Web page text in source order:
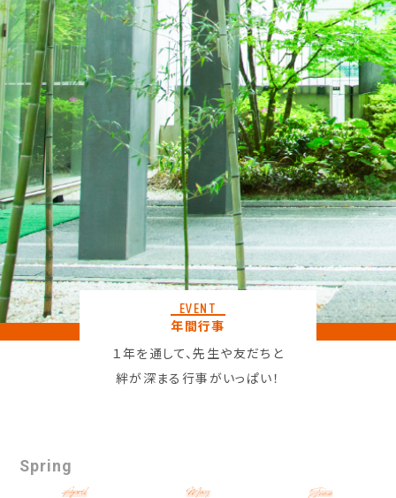
EVENT
年間行事
１年を通して、先生や友だちと
絆が深まる行事がいっぱい！
Spring